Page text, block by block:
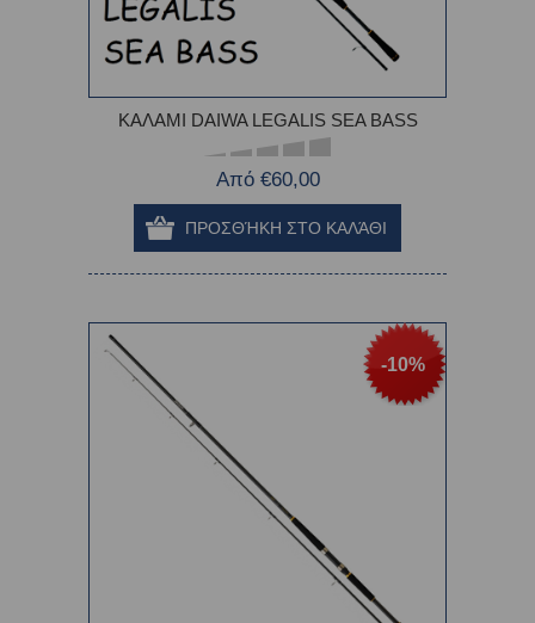
ΚΑΛΑΜΙ DAIWA LEGALIS SEA BASS
Από €60,00
-10%